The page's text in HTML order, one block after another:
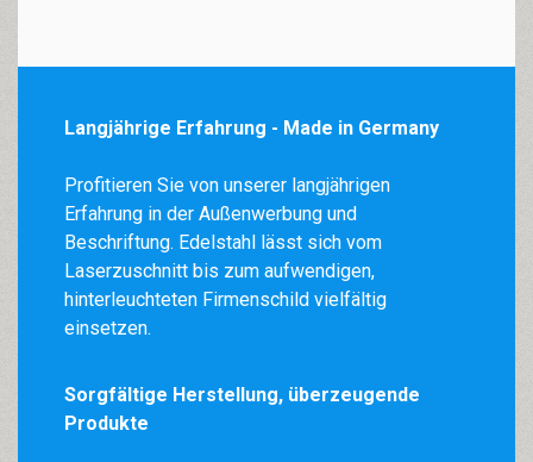
Langjährige Erfahrung - Made in Germany
Profitieren Sie von unserer langjährigen
Erfahrung in der Außenwerbung und
Beschriftung. Edelstahl lässt sich vom
Laserzuschnitt bis zum aufwendigen,
hinterleuchteten Firmenschild vielfältig
einsetzen.
Sorgfältige Herstellung, überzeugende
Produkte